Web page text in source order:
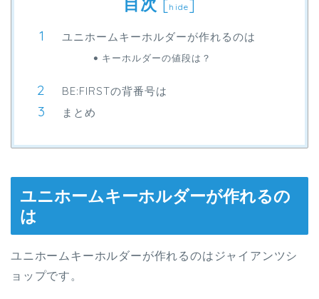
[hide]
ユニホームキーホルダーが作れるのは
キーホルダーの値段は？
BE:FIRSTの背番号は
まとめ
ユニホームキーホルダーが作れるの
は
ユニホームキーホルダーが作れるのはジャイアンツシ
ョップです。